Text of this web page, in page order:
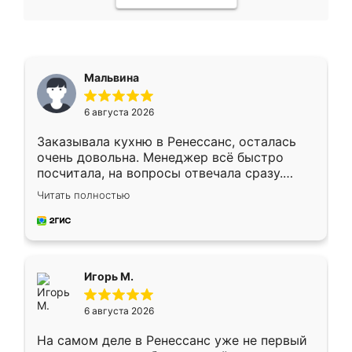
Мальвина
6 августа 2026
Заказывала кухню в Ренессанс, осталась
очень довольна. Менеджер всё быстро
посчитала, на вопросы отвечала сразу.
Замерщик приехал в субботу, подошёл к
делу со всей ответственностью. Собрали
за день, ребята работали аккуратно, даже
Читать полностью
Игорь М.
6 августа 2026
На самом деле в Ренессанс уже не первый